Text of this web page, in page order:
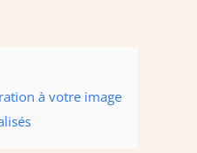
à votre image